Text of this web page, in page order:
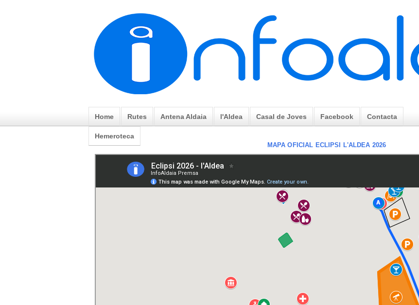
Home Rutes Antena Aldaia l'Aldea Casal de Joves Facebook Contacta
Hemeroteca
MAPA OFICIAL ECLIPSI L'ALDEA 2026